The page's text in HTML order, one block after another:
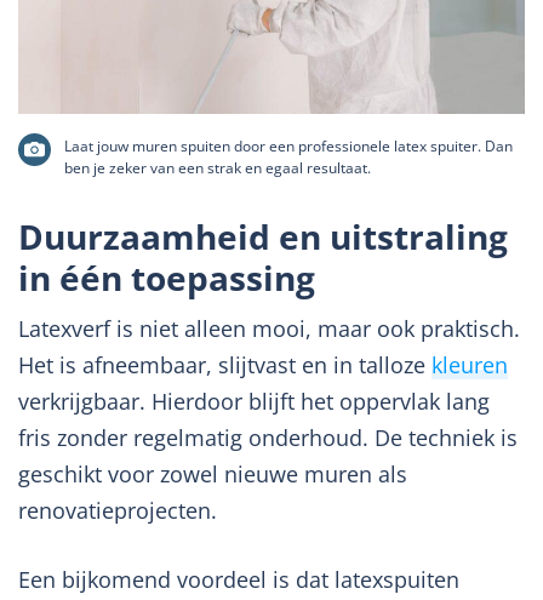
Laat jouw muren spuiten door een professionele latex spuiter. Dan
ben je zeker van een strak en egaal resultaat.
Duurzaamheid en uitstraling
in één toepassing
Latexverf is niet alleen mooi, maar ook praktisch.
Het is afneembaar, slijtvast en in talloze kleuren
verkrijgbaar. Hierdoor blijft het oppervlak lang
fris zonder regelmatig onderhoud. De techniek is
geschikt voor zowel nieuwe muren als
renovatieprojecten.
Een bijkomend voordeel is dat latexspuiten